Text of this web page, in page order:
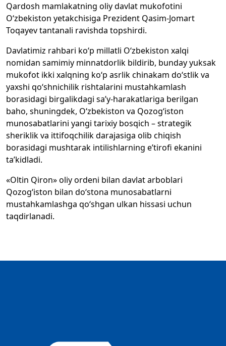
Qardosh mamlakatning oliy davlat mukofotini
O‘zbekiston yetakchisiga Prezident Qasim-Jomart
Toqayev tantanali ravishda topshirdi.
Davlatimiz rahbari ko‘p millatli O‘zbekiston xalqi
nomidan samimiy minnatdorlik bildirib, bunday yuksak
mukofot ikki xalqning ko‘p asrlik chinakam do‘stlik va
yaxshi qo‘shnichilik rishtalarini mustahkamlash
borasidagi birgalikdagi sa’y-harakatlariga berilgan
baho, shuningdek, O‘zbekiston va Qozog‘iston
munosabatlarini yangi tarixiy bosqich – strategik
sheriklik va ittifoqchilik darajasiga olib chiqish
borasidagi mushtarak intilishlarning e’tirofi ekanini
ta’kidladi.
«Oltin Qiron» oliy ordeni bilan davlat arboblari
Qozog‘iston bilan do‘stona munosabatlarni
mustahkamlashga qo‘shgan ulkan hissasi uchun
taqdirlanadi.